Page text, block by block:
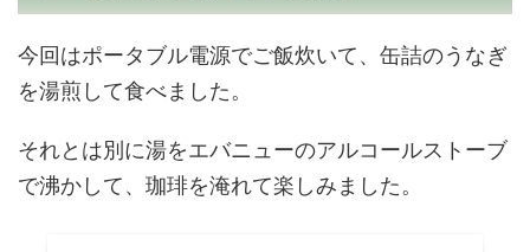
今回はポータブル電源でご飯炊いて、缶詰のうなぎ
を湯煎して食べました。
それとは別に湯をエバニューのアルコールストーブ
で沸かして、珈琲を淹れて楽しみました。